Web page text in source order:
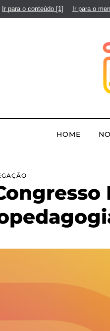
Ir para o conteúdo [1] Ir para o
HOME